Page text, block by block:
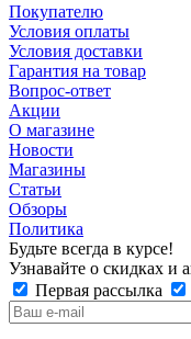
Покупателю
Условия оплаты
Условия доставки
Гарантия на товар
Вопрос-ответ
Акции
О магазине
Новости
Магазины
Статьи
Обзоры
Политика
Будьте всегда в курсе!
Узнавайте о скидках и
Первая рассылка